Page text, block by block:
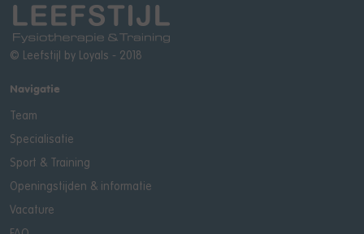
© Leefstijl by Loyals - 2018
Navigatie
Team
Specialisatie
Sport & Training
Openingstijden & informatie
Vacature